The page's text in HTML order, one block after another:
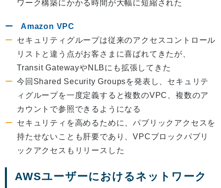
ワーク構築にかかる時間が大幅に短縮された
Amazon VPC
セキュリティグループは従来のアクセスコントロール
リストと違う点がお客さまに喜ばれてきたが、
Transit GatewayやNLBにも拡張してきた
今回Shared Security Groupsを発表し、セキュリテ
ィグループを一度定義すると複数のVPC、複数のア
カウントで参照できるようになる
セキュリティを高めるために、パブリックアクセスを
持たせないことも肝要であり、VPCブロックパブリ
ックアクセスもリリースした
AWSユーザーにおけるネットワーク